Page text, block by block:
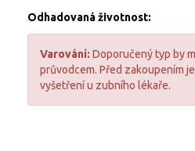
Odhadovaná životnost:
Varování: Doporučený typ by
průvodcem. Před zakoupením
vyšetření u zubního lékaře.